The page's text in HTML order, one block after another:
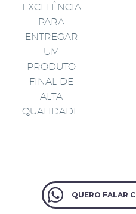
EXCELÊNCIA
PARA
ENTREGAR
UM
PRODUTO
FINAL DE
ALTA
QUALIDADE.
QUERO FALAR